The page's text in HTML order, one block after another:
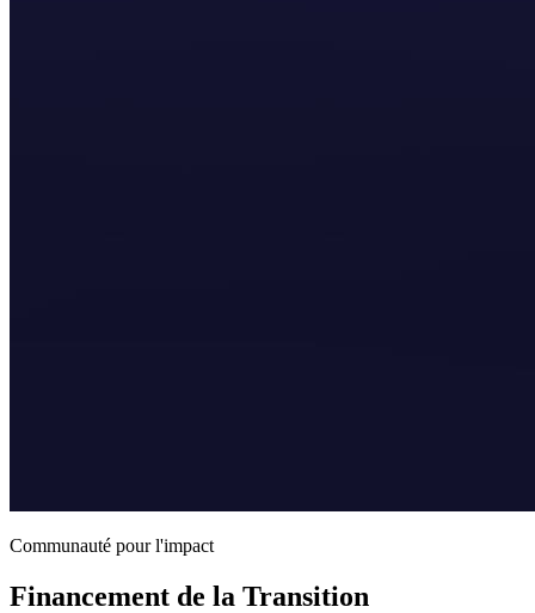
Communauté pour l'impact
Financement de la Transition